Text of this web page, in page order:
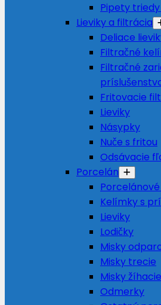
Pipety triedy
Lieviky a filtrácia
Deliace
Filtračné
Filtračné
Fritovacie
Lieviky
Násypky
Nuče s fritou
Odsávacie
Porcelán
Kelímky s
Lieviky
Lodičky
Misky
Misky trecie
Misky žíhacie
Odmerky